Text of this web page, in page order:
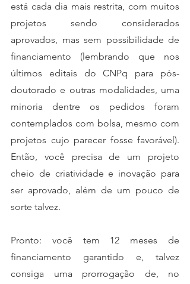
está cada dia mais restrita, com muitos
projetos sendo considerados
aprovados, mas sem possibilidade de
financiamento (lembrando que nos
últimos editais do CNPq para pós-
doutorado e outras modalidades, uma
minoria dentre os pedidos foram
contemplados com bolsa, mesmo com
projetos cujo parecer fosse favorável).
Então, você precisa de um projeto
cheio de criatividade e inovação para
ser aprovado, além de um pouco de
sorte talvez.
Pronto: você tem 12 meses de
financiamento garantido e, talvez
consiga uma prorrogação de, no